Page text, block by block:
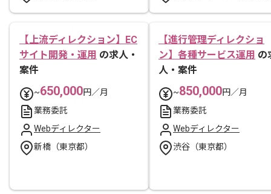
【上流ディレクション】EC
サイト開発・運用 の求人・
案件
~650,000円／月
業務委託
Webディレクター
新橋（東京都）
【進行管理ディレクショ
ン】各種サービス運用 の
人・案件
~850,000円／月
業務委託
Webディレクター
渋谷（東京都）